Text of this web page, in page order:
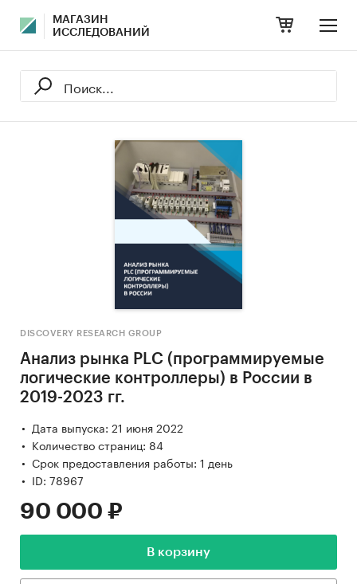
МАГАЗИН
ИССЛЕДОВАНИЙ
DISCOVERY RESEARCH GROUP
Анализ рынка PLC (программируемые
логические контроллеры) в России в
2019-2023 гг.
Дата выпуска: 21 июня 2022
Количество страниц: 84
Срок предоставления работы: 1 день
ID: 78967
90 000 ₽
В корзину